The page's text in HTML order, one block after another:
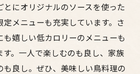
とにオリジナルのソースを使った
メニューも充実しています。さ
も嬉しい低カロリーのメニューも
。一人で楽しむのも良し、家族
も良し。ぜひ、美味しい鳥料理の